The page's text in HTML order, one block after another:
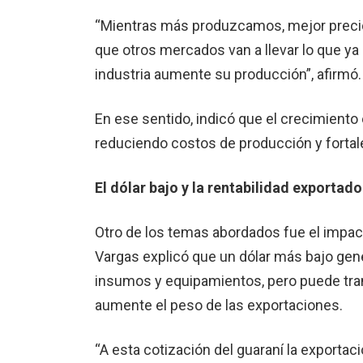
“Mientras más produzcamos, mejor
que otros mercados van a llevar lo que
industria aumente su producción”, afirmó.
En ese sentido, indicó que el
reduciendo costos de producción y
El dólar bajo y la rentabilidad
Otro de los temas abordados fue el
Vargas explicó que un dólar más bajo
insumos y equipamientos, pero puede
aumente el peso de las exportaciones.
“A esta cotización del guaraní la